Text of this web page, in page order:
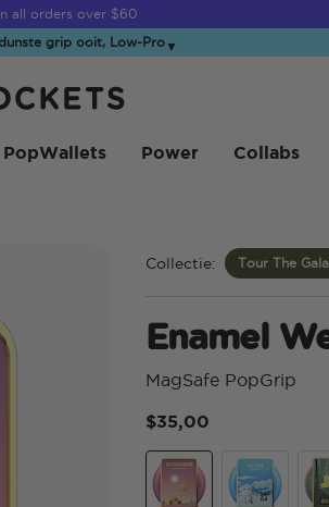
is on 🚨 Up to 60% off
grip ooit, Low-Pro▼
PopWallets Power Collabs
Collectie: Tour The
Enamel
MagSafe PopGrip
$35,00